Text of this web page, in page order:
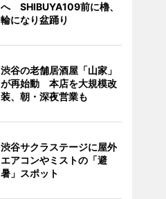
へ SHIBUYA109前に櫓、
輪になり盆踊り
渋谷の老舗居酒屋「山家」
が再始動 本店を大規模改
装、朝・深夜営業も
渋谷サクラステージに屋外
エアコンやミストの「避
暑」スポット